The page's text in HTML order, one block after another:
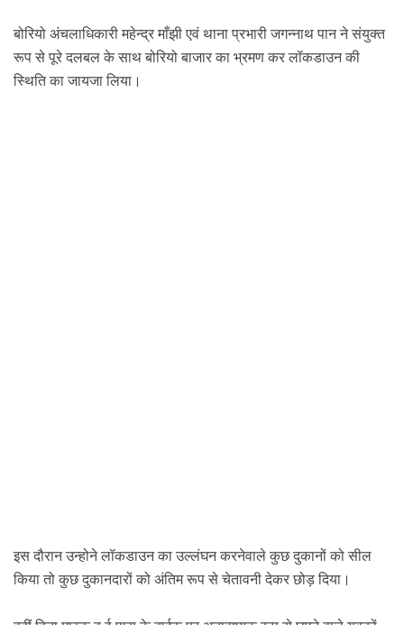
बोरियो अंचलाधिकारी महेन्द्र माँझी एवं थाना प्रभारी जगन्नाथ पान ने संयुक्त
रूप से पूरे दलबल के साथ बोरियो बाजार का भ्रमण कर लॉकडाउन की
स्थिति का जायजालिया।
इस दौरान उन्होने लॉकडाउन का उल्लंघन करनेवाले कुछ दुकानों को सील
किया तो कुछ दुकानदारों को अंतिम रूप से चेतावनी देकर छोड़ दिया।